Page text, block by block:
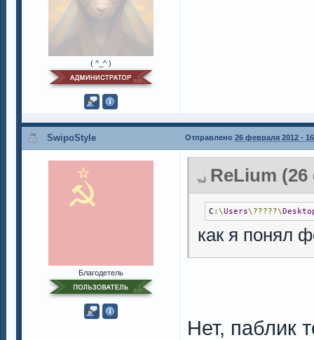
( ^_^ )
SwipoStyle Отправлено 26 февраля 2012 -
Благодетель
ReLium
C :\Users\?????\
как я понял
Нет, паблик